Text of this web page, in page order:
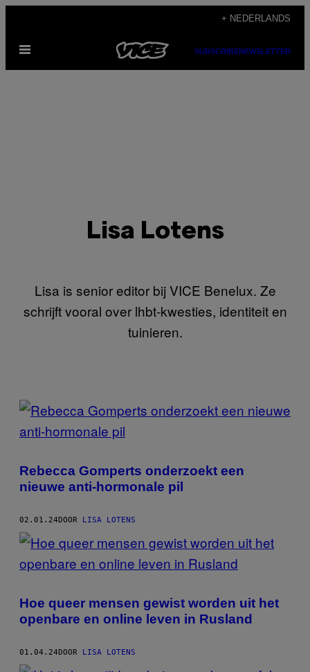
de
+ NEDERLANDS
Open
SUBSCRIBENEWSLETTER
Lisa Lotens
Lisa is senior editor bij VICE Benelux. Ze
schrijft vooral over lhbt-kwesties, identiteit en
tuinieren.
POSTS
BY
THIS
AUTHOR
Rebecca Gomperts onderzoekt een
nieuwe anti-hormonale pil
02.01.24DOOR LISA LOTENS
Hoe queer mensen gewist worden uit het
openbare en online leven in Rusland
01.04.24DOOR LISA LOTENS